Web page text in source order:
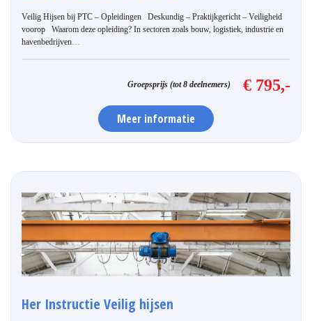
Veilig Hijsen bij PTC – Opleidingen Deskundig – Praktijkgericht – Veiligheid
voorop Waarom deze opleiding? In sectoren zoals bouw, logistiek, industrie en
havenbedrijven…
Groepsprijs (tot 8 deelnemers) € 795,-
Meer informatie
Her Instructie Veilig hijsen